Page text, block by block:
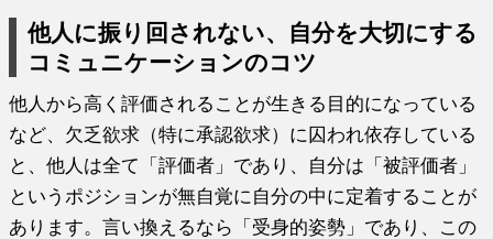
他人に振り回されない、自分を大切にする
コミュニケーションのコツ
他人から高く評価されることが生きる目的になっている
など、欠乏欲求（特に承認欲求）に囚われ依存している
と、他人は全て「評価者」であり、自分は「被評価者」
というポジションが無自覚に自分の中に定着することが
あります。言い換えるなら「受身的姿勢」であり、この